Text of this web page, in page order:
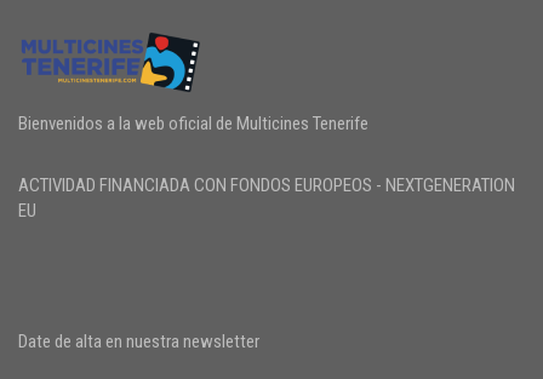
Bienvenidos a la web oficial de Multicines Tenerife
ACTIVIDAD FINANCIADA CON FONDOS EUROPEOS - NEXTGENERATION
EU
Date de alta en nuestra newsletter